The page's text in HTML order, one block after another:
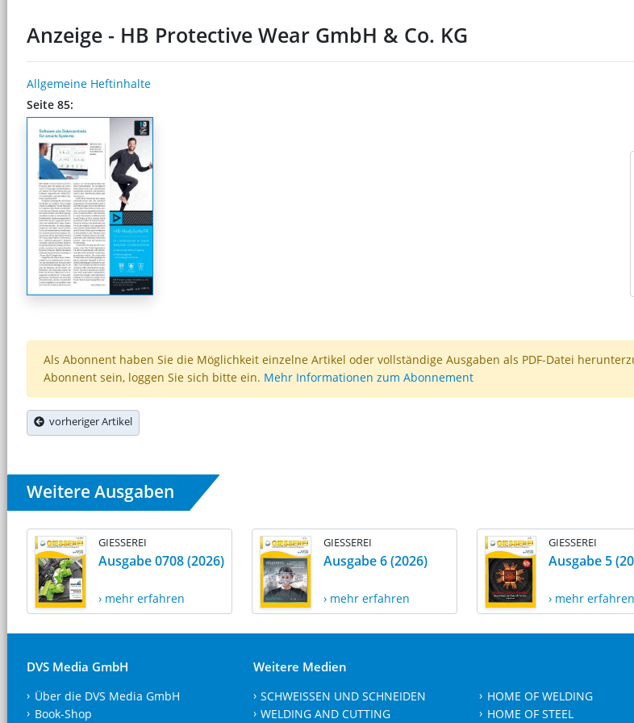
Anzeige - HB Protective Wear GmbH & Co. KG
Allgemeine Heftinhalte
Seite 85:
Als Abonnent haben Sie die Möglichkeit einzelne Artikel oder vollständige Ausgaben als PDF-Datei
Abonnent sein, loggen Sie sich bitte ein. Mehr Informationen zum Abonnement
vorheriger Artikel
Weitere Ausgaben
GIESSEREI
Ausgabe 0708 (2026)
› mehr erfahren
GIESSEREI
Ausgabe 6 (2026)
› mehr erfahren
GIESSEREI
Ausgabe 5
› mehr erfahren
DVS Media GmbH
Über die DVS Media GmbH
Book-Shop
Weitere Medien
SCHWEISSEN UND SCHNEIDEN
WELDING AND CUTTING
HOME OF WELDING
HOME OF STEEL